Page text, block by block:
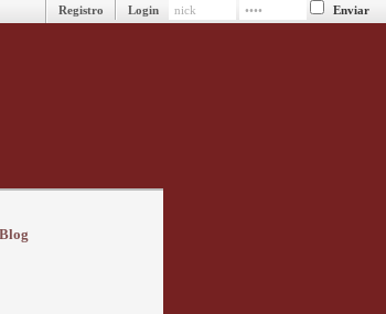
Login
Registro